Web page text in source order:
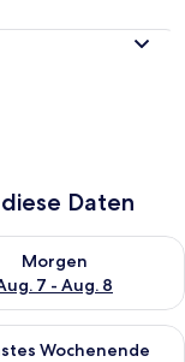
Daten
Aug. 6 - Aug. 7.
Morgen
7 - Aug. 8
die Verfügbarkeit
Aug. 7
Wochenende
die Verfügbarkeit